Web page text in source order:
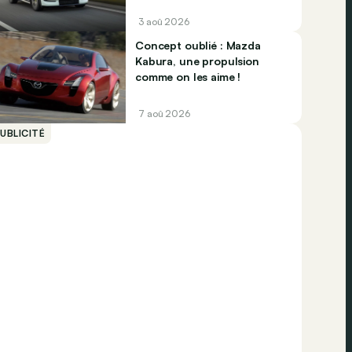
3 aoû 2026
Concept oublié : Mazda
Kabura, une propulsion
comme on les aime !
7 aoû 2026